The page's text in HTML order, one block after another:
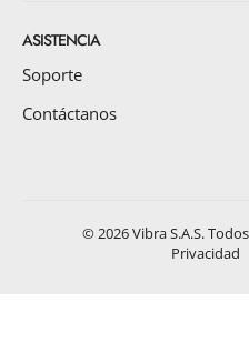
ASISTENCIA
Soporte
Contáctanos
©2026Vibra S.A.S.
Privacidad